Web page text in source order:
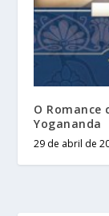
O Romance
Yogananda
29 de abril de